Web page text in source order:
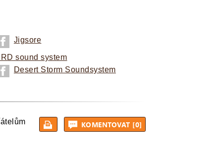
Jigsore
sound system
Desert Storm Soundsystem